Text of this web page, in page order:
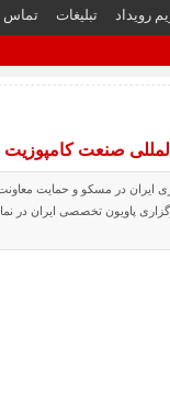
رویداد تبلیغات تماس
صنعت
ایران در مسکو و حمایت معاونت
پاویون تخصصی ایران در